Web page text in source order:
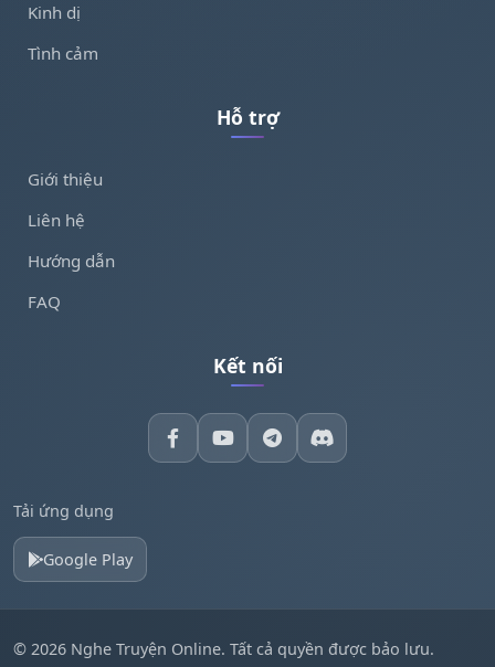
Kinh dị
Tình cảm
Hỗ trợ
Giới thiệu
Liên hệ
Hướng dẫn
FAQ
Kết nối
Tải ứng dụng
Google Play
© 2026 Nghe Truyện Online. Tất cả quyền được bảo lưu.